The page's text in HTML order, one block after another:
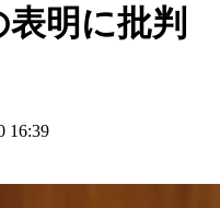
明に批判
16:39